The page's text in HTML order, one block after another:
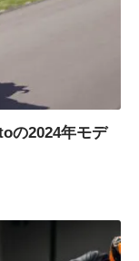
の2024年モデ